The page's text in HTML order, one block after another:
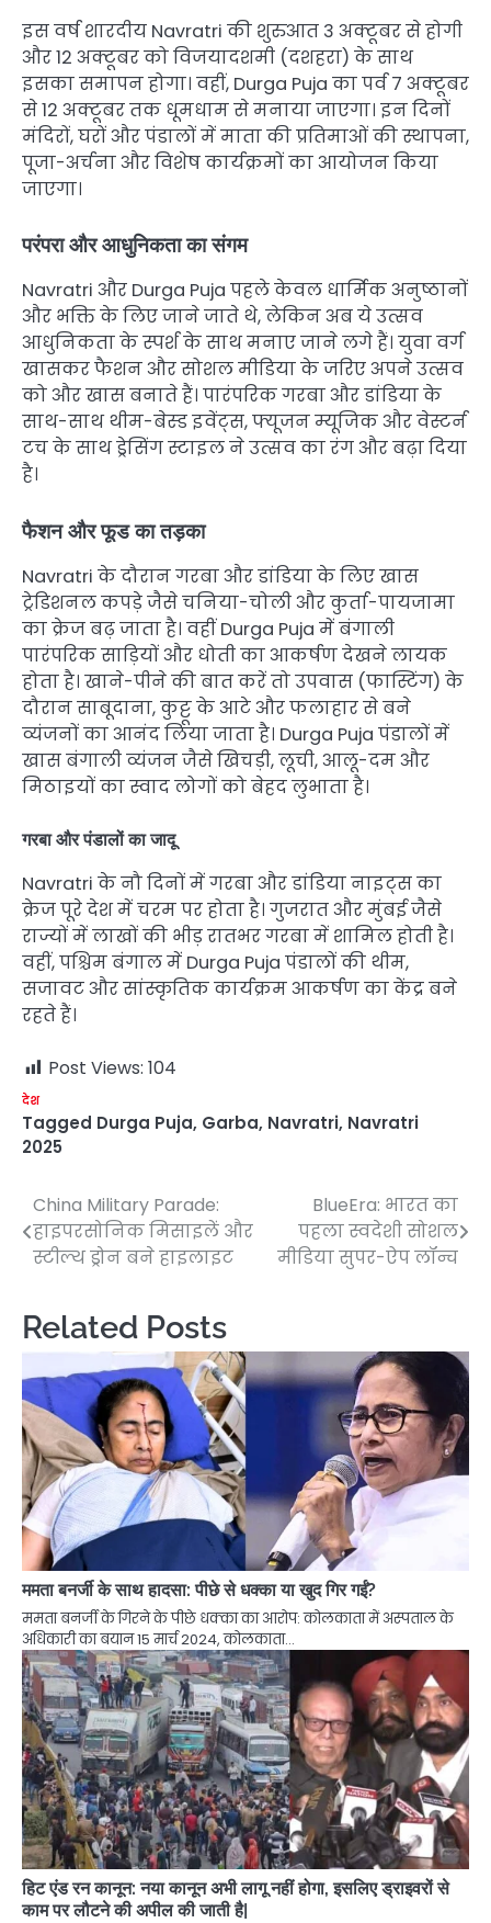
इस वर्ष शारदीय Navratri की शुरुआत 3 अक्टूबर से होगी
और 12 अक्टूबर को विजयादशमी (दशहरा) के साथ
इसका समापन होगा। वहीं, Durga Puja का पर्व 7 अक्टूबर
से 12 अक्टूबर तक धूमधाम से मनाया जाएगा। इन दिनों
मंदिरों, घरों और पंडालों में माता की प्रतिमाओं की स्थापना,
पूजा-अर्चना और विशेष कार्यक्रमों का आयोजन किया
जाएगा।
परंपरा और आधुनिकता का संगम
Navratri और Durga Puja पहले केवल धार्मिक अनुष्ठानों
और भक्ति के लिए जाने जाते थे, लेकिन अब ये उत्सव
आधुनिकता के स्पर्श के साथ मनाए जाने लगे हैं। युवा वर्ग
खासकर फैशन और सोशल मीडिया के जरिए अपने उत्सव
को और खास बनाते हैं। पारंपरिक गरबा और डांडिया के
साथ-साथ थीम-बेस्ड इवेंट्स, फ्यूजन म्यूजिक और वेस्टर्न
टच के साथ ड्रेसिंग स्टाइल ने उत्सव का रंग और बढ़ा दिया
है।
फैशन और फूड का तड़का
Navratri के दौरान गरबा और डांडिया के लिए खास
ट्रेडिशनल कपड़े जैसे चनिया-चोली और कुर्ता-पायजामा
का क्रेज बढ़ जाता है। वहीं Durga Puja में बंगाली
पारंपरिक साड़ियों और धोती का आकर्षण देखने लायक
होता है। खाने-पीने की बात करें तो उपवास (फास्टिंग) के
दौरान साबूदाना, कुट्टू के आटे और फलाहार से बने
व्यंजनों का आनंद लिया जाता है। Durga Puja पंडालों में
खास बंगाली व्यंजन जैसे खिचड़ी, लूची, आलू-दम और
मिठाइयों का स्वाद लोगों को बेहद लुभाता है।
गरबा और पंडालों का जादू
Navratri के नौ दिनों में गरबा और डांडिया नाइट्स का
क्रेज पूरे देश में चरम पर होता है। गुजरात और मुंबई जैसे
राज्यों में लाखों की भीड़ रातभर गरबा में शामिल होती है।
वहीं, पश्चिम बंगाल में Durga Puja पंडालों की थीम,
सजावट और सांस्कृतिक कार्यक्रम आकर्षण का केंद्र बने
रहते हैं।
Post Views: 104
देश
Tagged Durga Puja, Garba, Navratri, Navratri
2025
Post
navigation
China Military Parade:
हाइपरसोनिक मिसाइलें और
स्टील्थ ड्रोन बने हाइलाइट
BlueEra: भारत का
पहला स्वदेशी सोशल
मीडिया सुपर-ऐप लॉन्च
Related Posts
ममता बनर्जी के साथ हादसा: पीछे से धक्का या खुद गिर गईं?
ममता बनर्जी के गिरने के पीछे धक्का का आरोप: कोलकाता में अस्पताल के
अधिकारी का बयान 15 मार्च 2024, कोलकाता…
हिट एंड रन कानून: नया कानून अभी लागू नहीं होगा, इसलिए ड्राइवरों से
काम पर लौटने की अपील की जाती है|